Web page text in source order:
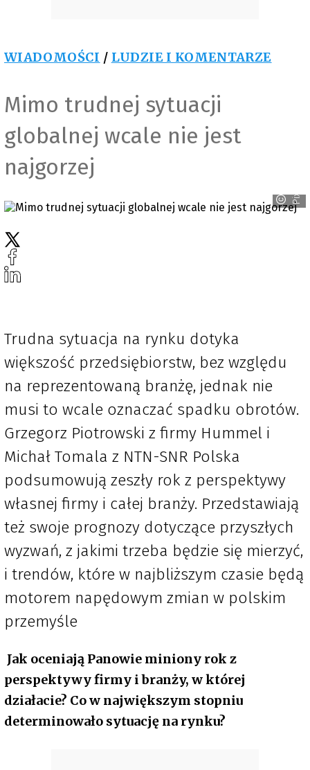
WIADOMOŚCI / LUDZIE I KOMENTARZE
Mimo trudnej sytuacji
globalnej wcale nie jest
najgorzej
Trudna sytuacja na rynku dotyka
większość przedsiębiorstw, bez względu
na reprezentowaną branżę, jednak nie
musi to wcale oznaczać spadku obrotów.
Grzegorz Piotrowski z firmy Hummel i
Michał Tomala z NTN-SNR Polska
podsumowują zeszły rok z perspektywy
własnej firmy i całej branży. Przedstawiają
też swoje prognozy dotyczące przyszłych
wyzwań, z jakimi trzeba będzie się mierzyć,
i trendów, które w najbliższym czasie będą
motorem napędowym zmian w polskim
przemyśle
Jak oceniają Panowie miniony rok z
perspektywy firmy i branży, w której
działacie? Co w największym stopniu
determinowało sytuację na rynku?